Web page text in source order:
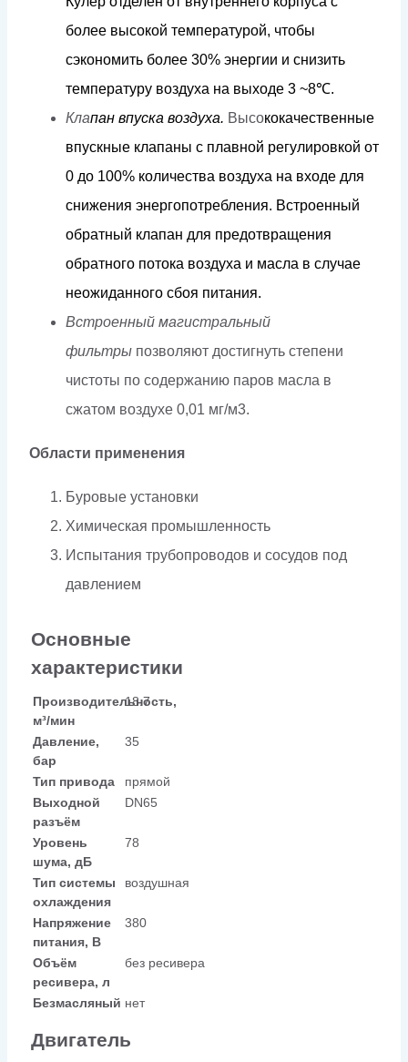
более высокой температурой, чтобы
сэкономить более 30% энергии и снизить
температуру воздуха на выходе 3 ~8℃.
Клапан впуска воздуха. Высококачественные
впускные клапаны с плавной регулировкой от
0 до 100% количества воздуха на входе для
снижения энергопотребления. Встроенный
обратный клапан для предотвращения
обратного потока воздуха и масла в случае
неожиданного сбоя питания.
Встроенный магистральный
фильтры позволяют достигнуть степени
чистоты по содержанию паров масла в
сжатом воздухе 0,01 мг/м3.
Области применения
Буровые установки
Химическая промышленность
Испытания трубопроводов и сосудов под
давлением
Основные
характеристики
Производительность,
м³/мин
18.7
Давление,
бар
35
Тип привода
прямой
Выходной
разъём
DN65
Уровень
шума, дБ
78
Тип системы
охлаждения
воздушная
Напряжение
питания, В
380
Объём
ресивера, л
без ресивера
Безмасляный нет
Двигатель